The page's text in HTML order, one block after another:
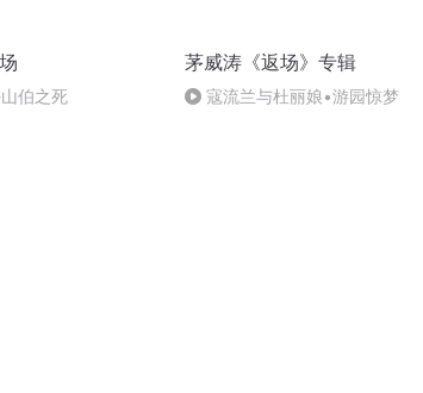
伯之死
茅威涛《返场》专辑
寇流兰与杜丽娘•游园惊梦